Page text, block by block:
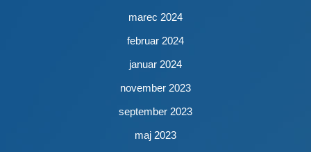
marec 2024
februar 2024
januar 2024
november 2023
september 2023
maj 2023